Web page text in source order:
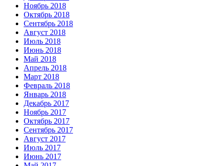
Ноябрь 2018
Октябрь 2018
Сентябрь 2018
Август 2018
Июль 2018
Июнь 2018
Май 2018
Апрель 2018
Март 2018
Февраль 2018
Январь 2018
Декабрь 2017
Ноябрь 2017
Октябрь 2017
Сентябрь 2017
Август 2017
Июль 2017
Июнь 2017